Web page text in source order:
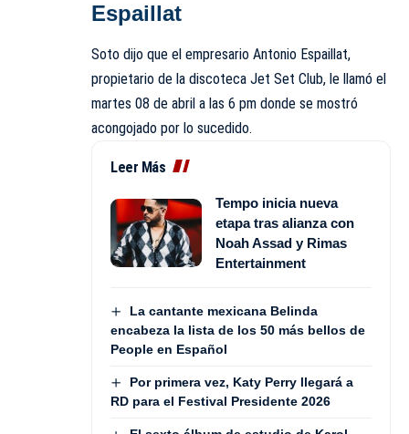
Espaillat
Soto dijo que el empresario Antonio Espaillat,
propietario de la discoteca Jet Set Club, le llamó el
martes 08 de abril a las 6 pm donde se mostró
acongojado por lo sucedido.
Leer Más
Tempo inicia nueva
etapa tras alianza con
Noah Assad y Rimas
Entertainment
La cantante mexicana Belinda
encabeza la lista de los 50 más bellos de
People en Español
Por primera vez, Katy Perry llegará a
RD para el Festival Presidente 2026